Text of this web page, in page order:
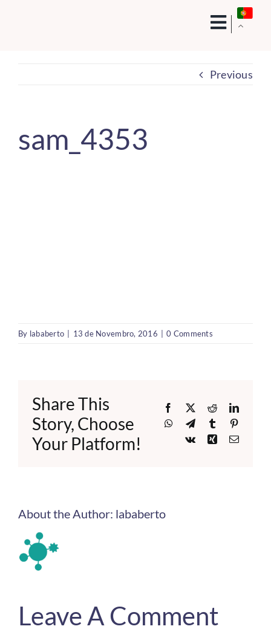
Previous
sam_4353
By lababerto 13 de Novembro, 2016 0 Comments
Share This
Story, Choose
Your Platform!
Facebook
X Reddit
WhatsApp
TelegramTumblr
Vk
XingEmail
About the Author: lababerto
Leave A Comment